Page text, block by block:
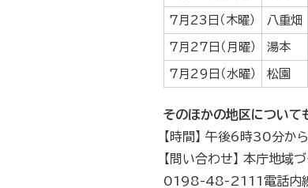
7月23日（木曜） 八重畑
7月27日（月曜） 湯本
7月29日（水曜） 松園
そのほかの地区について
【時間】 午後6時30分か
【問い合わせ】 本庁地
0198-48-2111電話内